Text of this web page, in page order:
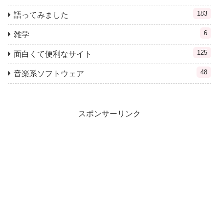
語ってみました 183
雑学 6
面白くて便利なサイト 125
音楽系ソフトウェア 48
スポンサーリンク